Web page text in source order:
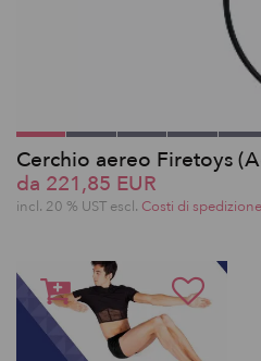
Cerchio aereo Firetoys
da 221,85 EUR
incl. 20 % UST escl. Costi di spedizione